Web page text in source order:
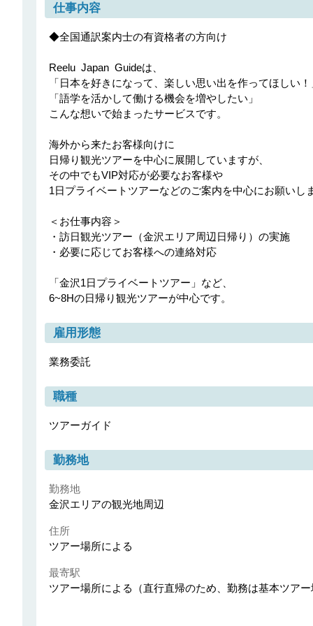
仕事内容
◆全国通訳案内士の有資格者の方向け
Reelu Japan Guideは、
「日本を好きになって、楽しい思い出を作ってほしい！
「語学を活かして働ける機会を増やしたい」
こんな想いで始まったサービスです。
海外から来たお客様向けに
日帰り観光ツアーを中心に展開していますが、
その中でもVIP対応が必要なお客様や
1日プライベートツアーなどのご案内を中心にお願いし
＜お仕事内容＞
・訪日観光ツアー（金沢エリア周辺日帰り）の実施
・必要に応じてお客様への連絡対応
「金沢1日プライベートツアー」など、
6~8Hの日帰り観光ツアーが中心です。
雇用形態
業務委託
職種
ツアーガイド
勤務地
勤務地
金沢エリアの観光地周辺
住所
ツアー場所による
最寄駅
ツアー場所による（直行直帰のため、勤務は基本ツアー